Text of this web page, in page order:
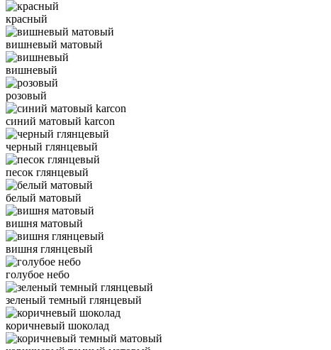
красный
вишневый матовый
вишневый
розовый
синий матовый karcon
черный глянцевый
песок глянцевый
белый матовый
вишня матовый
вишня глянцевый
голубое небо
зеленый темный глянцевый
коричневый шоколад